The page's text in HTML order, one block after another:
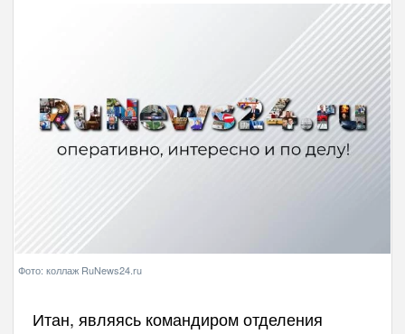
Фото: коллаж RuNews24.ru
Итан, являясь командиром отделения